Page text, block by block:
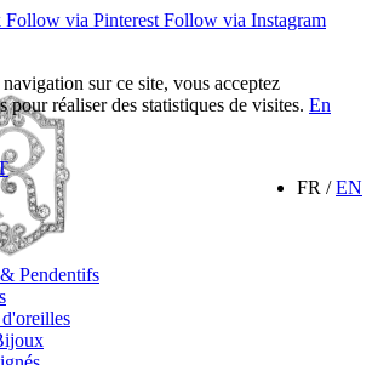
Follow via Pinterest Follow via Instagram
sur ce site, vous acceptez
réaliser des statistiques de visites. En
FR /EN
Pendentifs